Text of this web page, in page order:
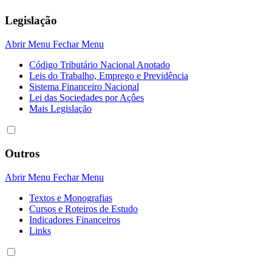
Legislação
Abrir Menu Fechar Menu
Código Tributário Nacional Anotado
Leis do Trabalho, Emprego e Previdência
Sistema Financeiro Nacional
Lei das Sociedades por Açôes
Mais Legislação
Outros
Abrir Menu Fechar Menu
Textos e Monografias
Cursos e Roteiros de Estudo
Indicadores Financeiros
Links